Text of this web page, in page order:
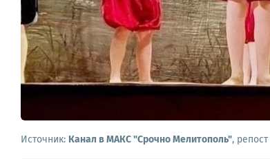
Источник: Канал в МАКС "Срочно Мелитополь", репост